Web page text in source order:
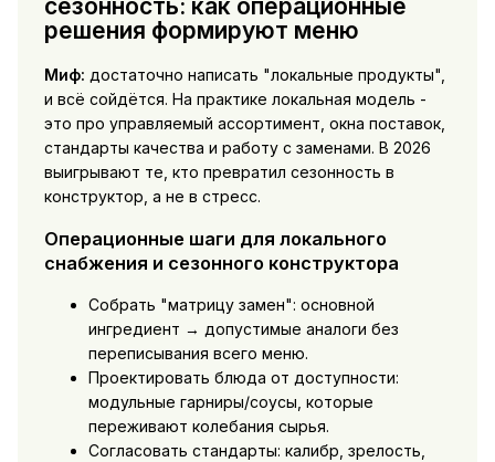
сезонность: как операционные
решения формируют меню
Миф: достаточно написать "локальные продукты",
и всё сойдётся. На практике локальная модель -
это про управляемый ассортимент, окна поставок,
стандарты качества и работу с заменами. В 2026
выигрывают те, кто превратил сезонность в
конструктор, а не в стресс.
Операционные шаги для локального
снабжения и сезонного конструктора
Собрать "матрицу замен": основной
ингредиент → допустимые аналоги без
переписывания всего меню.
Проектировать блюда от доступности:
модульные гарниры/соусы, которые
переживают колебания сырья.
Согласовать стандарты: калибр, зрелость,